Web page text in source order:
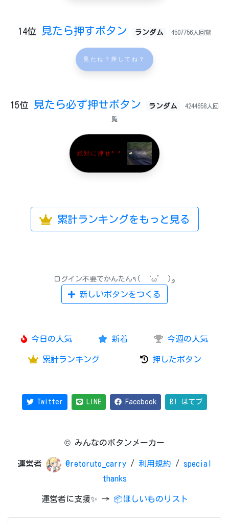
14位 見たら押すボタン ランダム 4507756人回覧
見たね？押してね？
15位 見たら必ず押せボタン ランダム 4244658人回
覧
絶対に押せ^ ^
累計ランキングをもっと見る
ログイン不要でかんたん٩( ‘ω’ )و
新しいボタンをつくる
今日の人気 新着 今週の人気
累計ランキング 押したボタン
Twitter LINE Facebook B! はてブ
© みんなのボタンメーカー
運営者 @retoruto_carry / 利用規約 / special
thanks
運営者に支援✨ → 📦ほしいものリスト